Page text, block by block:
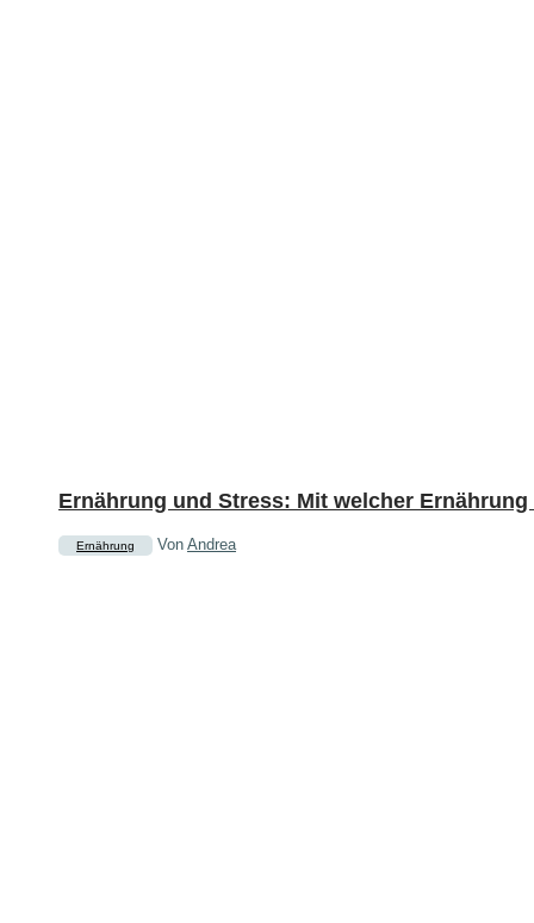
Ernährung und Stress: Mit welcher
Ernährung VonAndrea